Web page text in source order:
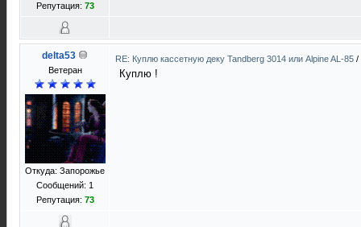
Репутация: 73
delta53
Ветеран
Откуда: Запорожье
Сообщений: 1
Репутация: 73
RE: Куплю кассетную деку Tandberg 3014 или Alpine AL-85 /
Куплю !